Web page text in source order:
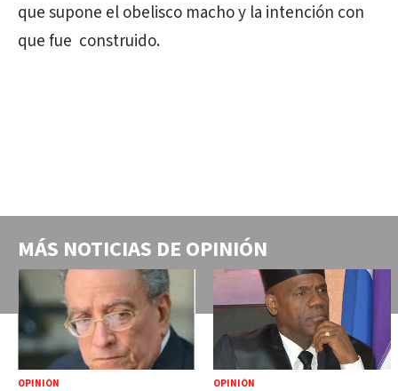
que supone el obelisco macho y la intención con
que fue construido.
MÁS NOTICIAS DE OPINIÓN
OPINIÓN OPINIÓN